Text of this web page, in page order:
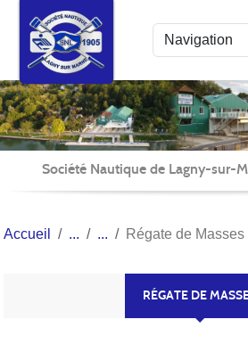
Société Nautique de Lagny-sur-
Accueil Régate de Masses
RÉGATE DE
Panneau de gestion des cookies